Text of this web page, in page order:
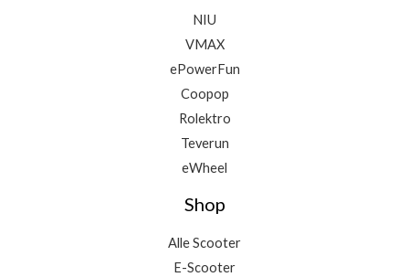
NIU
VMAX
ePowerFun
Coopop
Rolektro
Teverun
eWheel
Shop
Alle Scooter
E-Scooter